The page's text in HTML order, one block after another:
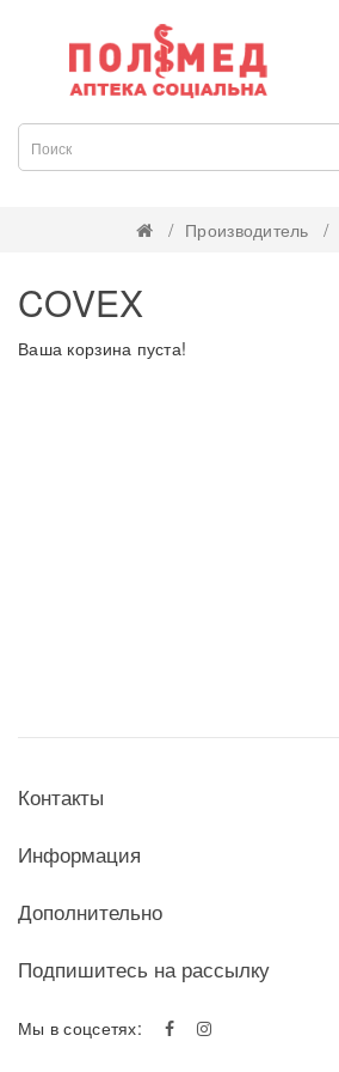
Производитель
COVEX
Ваша корзина пуста!
Контакты
Информация
Дополнительно
Подпишитесь на рассылку
Мы в соцсетях: